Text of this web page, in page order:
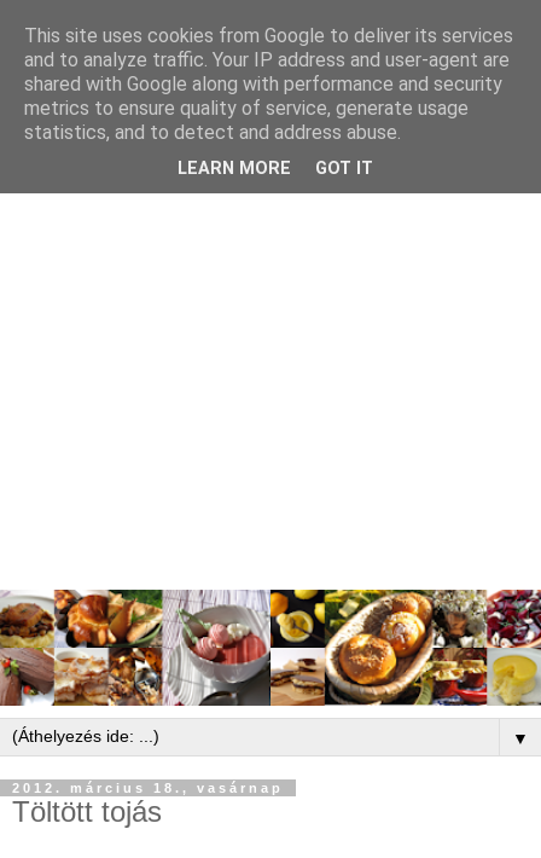
▼
2012. március 18., vasárnap
Töltött tojás
This site uses cookies from Google to deliver its services
and to analyze traffic. Your IP address and user-agent are
shared with Google along with performance and security
metrics to ensure quality of service, generate usage
statistics, and to detect and address abuse.
LEARN MORE GOT IT